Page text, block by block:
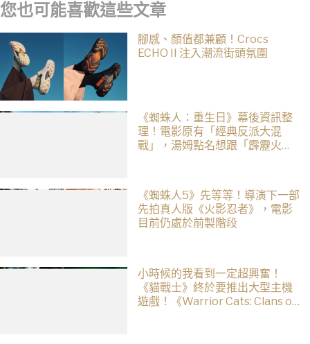
您也可能喜歡這些文章
腳感、顏值都兼顧！Crocs
ECHO II 注入潮流街頭氛圍
《蜘蛛人：重生日》幕後資訊整
理！電影原有「經典反派大混
戰」，湯姆點名想跟「霹靂火」
《蜘蛛人5》先等等！導演下一部
先拍真人版《火影忍者》，電影
目前仍處於前製階段
小時候的我看到一定超興奮！
《貓戰士》終於要推出大型主機
遊戲！《Warrior Cats: Clans of